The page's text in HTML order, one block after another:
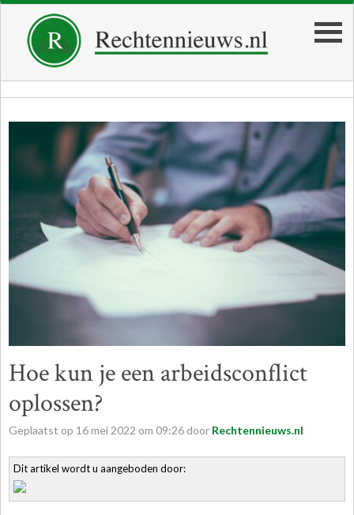
Hoe kun je een arbeidsconflict
oplossen?
Geplaatst op 16mei 2022 om 09:26 door Rechtennieuws.nl
Dit artikel wordt u aangeboden door: